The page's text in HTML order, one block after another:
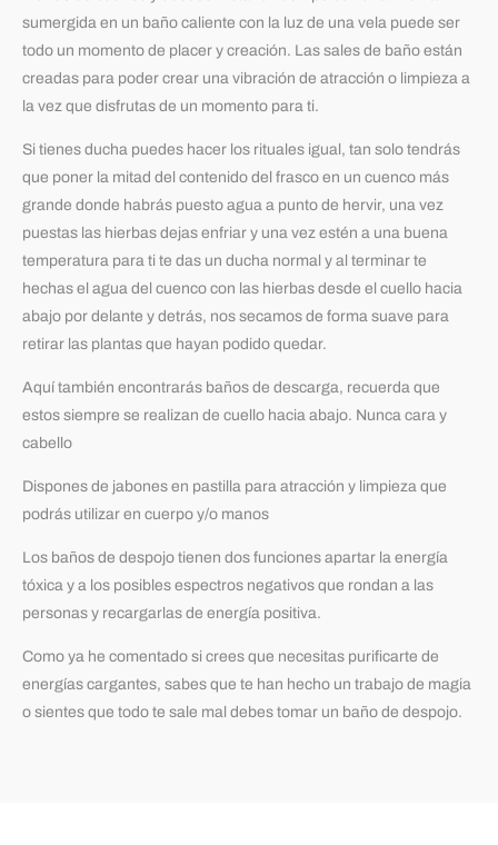
sumergida en un baño caliente con la luz de una vela puede ser
todo un momento de placer y creación. Las sales de baño están
creadas para poder crear una vibración de atracción o limpieza a
la vez que disfrutas de un momento para ti.
Si tienes ducha puedes hacer los rituales igual, tan solo tendrás
que poner la mitad del contenido del frasco en un cuenco más
grande donde habrás puesto agua a punto de hervir, una vez
puestas las hierbas dejas enfriar y una vez estén a una buena
temperatura para ti te das un ducha normal y al terminar te
hechas el agua del cuenco con las hierbas desde el cuello hacia
abajo por delante y detrás, nos secamos de forma suave para
retirar las plantas que hayan podido quedar.
Aquí también encontrarás baños de descarga, recuerda que
estos siempre se realizan de cuello hacia abajo. Nunca cara y
cabello
Dispones de jabones en pastilla para atracción y limpieza que
podrás utilizar en cuerpo y/o manos
Los baños de despojo tienen dos funciones apartar la energía
tóxica y a los posibles espectros negativos que rondan a las
personas y recargarlas de energía positiva.
Como ya he comentado si crees que necesitas purificarte de
energías cargantes, sabes que te han hecho un trabajo de magia
o sientes que todo te sale mal debes tomar un baño de despojo.